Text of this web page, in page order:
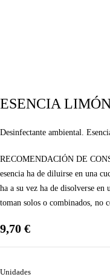
ESENCIA
Desinfectante ambiental.
RECOMENDACIÓN DE
esencia ha de diluirse en una
ha a su vez ha de disolverse
toman solos o combinados, no
9,70 €
Unidades